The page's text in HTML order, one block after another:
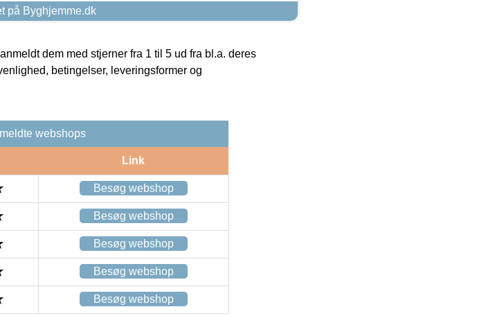
på Byghjemme.dk
dem med stjerner fra 1 til 5 ud fra bl.a. deres
betingelser, leveringsformer og
webshops
Link
Besøg webshop
Besøg webshop
Besøg webshop
Besøg webshop
Besøg webshop